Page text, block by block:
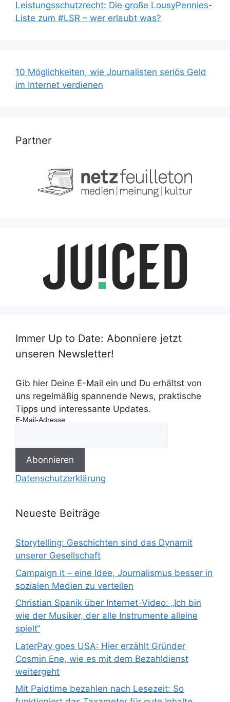
Leistungsschutzrecht: Die große LousyPennies-
Liste zum #LSR – wer erlaubt was?
10 Möglichkeiten, wie Journalisten seriös Geld
im Internet verdienen
Partner
Immer Up to Date: Abonniere jetzt
unseren Newsletter!
Gib hier Deine E-Mail ein und Du erhältst von
uns regelmäßig spannende News, praktische
Tipps und interessante Updates.
E-Mail-Adresse
Datenschutzerklärung
Neueste Beiträge
Storytelling: Geschichten sind das Dynamit
unserer Gesellschaft
Campaign it – eine Idee, Journalismus besser in
sozialen Medien zu verteilen
Christian Spanik über Internet-Video: „Ich bin
wie der Musiker, der alle Instrumente alleine
spielt“
LaterPay goes USA: Hier erzählt Gründer
Cosmin Ene, wie es mit dem Bezahldienst
weitergeht
Mit Paidtime bezahlen nach Lesezeit: So